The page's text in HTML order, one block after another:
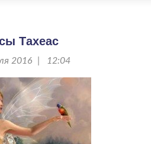
Тахеас
2016 | 12:04